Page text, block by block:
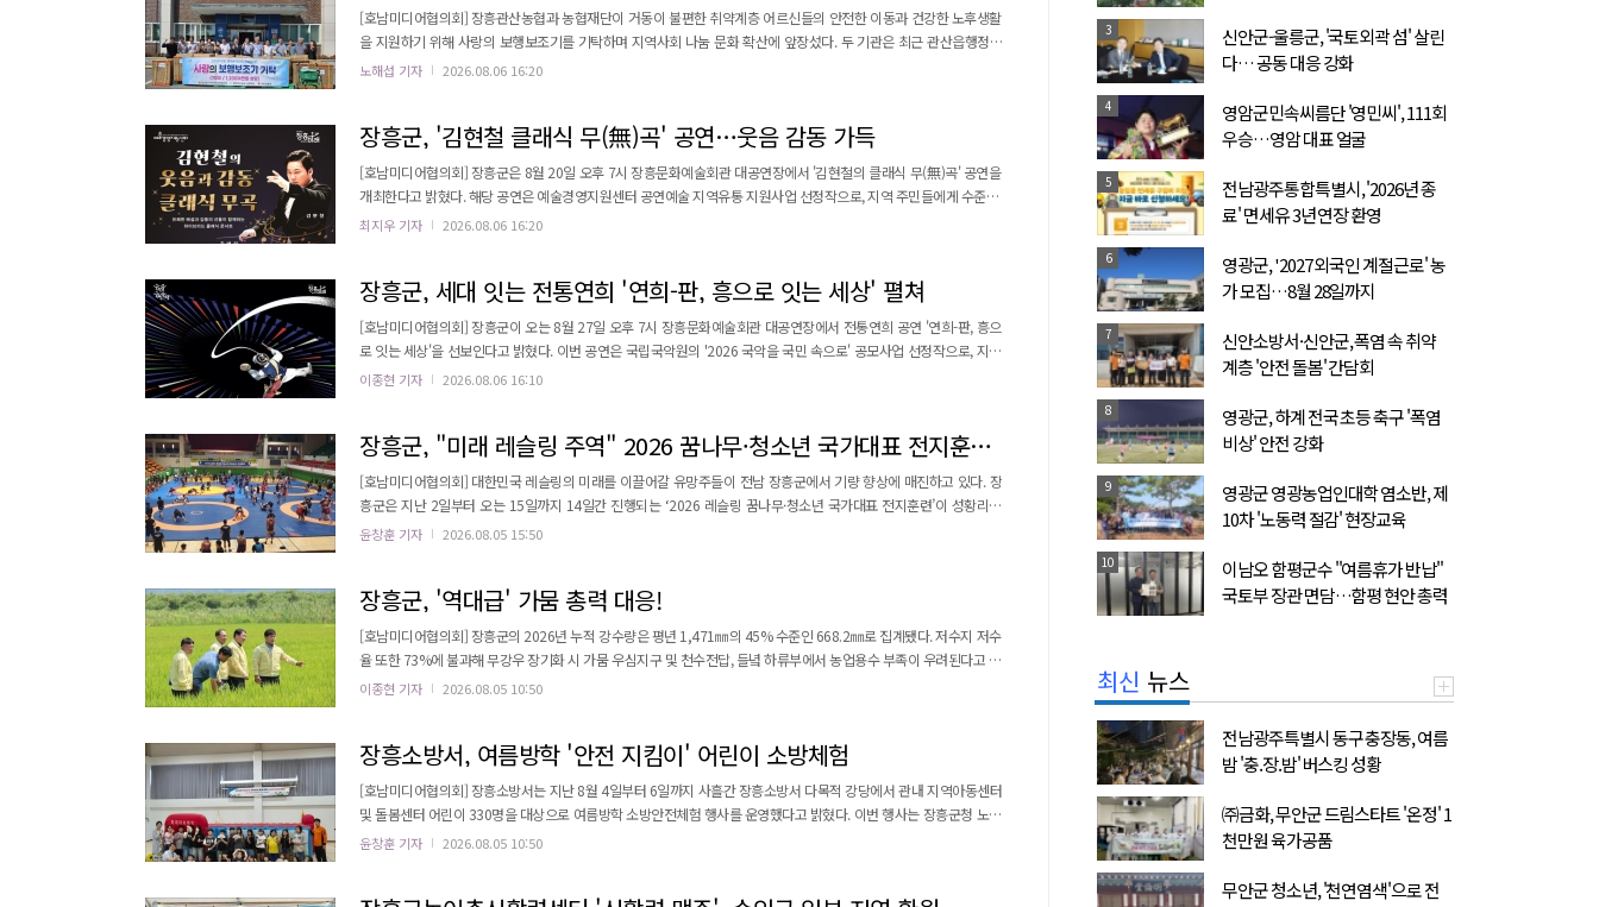
[호남미디어협의회] 장흥관산농협과 농협재단이 거동이 불편한 취약계층 어르신들의 안전한 이동과 건강한 노후생활
을 지원하기 위해 사랑의 보행보조기를 기탁하며 지역사회 나눔 문화 확산에 앞장섰다. 두 기관은 최근 관산읍행정복
지센터에서 관산읍지역사회보장협의체에 1,200여만 원 상당의 보행보조기 70대를 전달하는 기탁식을 개최했다고 밝
노해섭 기자 2026.08.06 16:20
장흥군, '김현철 클래식 무(無)곡' 공연…웃음 감동 가득
[호남미디어협의회] 장흥군은 8월 20일 오후 7시 장흥문화예술회관 대공연장에서 '김현철의 클래식 무(無)곡' 공연을
개최한다고 밝혔다. 해당 공연은 예술경영지원센터 공연예술 지역유통 지원사업 선정작으로, 지역 주민들에게 수준 높
은 공연 예술 콘텐츠를 선보이기 위해 마련됐다. '김현철의 클래식 무(無)곡'은 개그맨 출신 지휘자 김현철이 이끄는 공
최지우 기자 2026.08.06 16:20
장흥군, 세대 잇는 전통연희 '연희-판, 흥으로 잇는 세상' 펼쳐
[호남미디어협의회] 장흥군이 오는 8월 27일 오후 7시 장흥문화예술회관 대공연장에서 전통연희 공연 '연희-판, 흥으
로 잇는 세상'을 선보인다고 밝혔다. 이번 공연은 국립국악원의 '2026 국악을 국민 속으로' 공모사업 선정작으로, 지역
주민들의 문화 향유 기회를 확대하고 우리 전통예술의 아름다움과 흥을 함께 나누기 위해 기획됐다. '연희-판, 흥으로
이종현 기자 2026.08.06 16:10
장흥군, "미래 레슬링 주역" 2026 꿈나무·청소년 국가대표 전지훈련 성황
[호남미디어협의회] 대한민국 레슬링의 미래를 이끌어갈 유망주들이 전남 장흥군에서 기량 향상에 매진하고 있다. 장
흥군은 지난 2일부터 오는 15일까지 14일간 진행되는 ‘2026 레슬링 꿈나무·청소년 국가대표 전지훈련’이 성황리에
진행 중이라고 밝혔다. 이번 전지훈련에는 미래 국가대표를 꿈꾸는 전국의 레슬링 꿈나무 선수와 지도자 등 300여 명
윤창훈 기자 2026.08.05 15:50
장흥군, '역대급' 가뭄 총력 대응!
[호남미디어협의회] 장흥군의 2026년 누적 강수량은 평년 1,471㎜의 45% 수준인 668.2㎜로 집계됐다. 저수지 저수
율 또한 73%에 불과해 무강우 장기화 시 가뭄 우심지구 및 천수전답, 들녘 하류부에서 농업용수 부족이 우려된다고 군
은 밝혔다. 이에 장흥군은 가뭄에 신속히 대응하고자 부군수, 건설도시과장, 농산유통과장 합동으로 관내 주요 저수지
이종현 기자 2026.08.05 10:50
장흥소방서, 여름방학 '안전 지킴이' 어린이 소방체험
[호남미디어협의회] 장흥소방서는 지난 8월 4일부터 6일까지 사흘간 장흥소방서 다목적 강당에서 관내 지역아동센터
및 돌봄센터 어린이 330명을 대상으로 여름방학 소방안전체험 행사를 운영했다고 밝혔다. 이번 행사는 장흥군청 노인
아동과와 협력하여 진행됐다. 여름방학 기간 동안 어린이들이 생활 속 안전의 중요성을 배우고, 화재 등 각종 재난 발생
윤창훈 기자 2026.08.05 10:50
3
신안군-울릉군, '국토외곽 섬' 살린
다… 공동 대응 강화
4
영암군민속씨름단 '영민씨', 111회
우승…영암 대표 얼굴
5
전남광주통합특별시, '2026년 종
료' 면세유 3년 연장 환영
6
영광군, '2027 외국인 계절근로' 농
가 모집…8월 28일까지
7
신안소방서·신안군, 폭염 속 취약
계층 '안전 돌봄' 간담회
8
영광군, 하계 전국 초등 축구 '폭염
비상' 안전 강화
9
영광군 영광농업인대학 염소반, 제
10차 '노동력 절감' 현장교육
10
이남오 함평군수 "여름휴가 반납"
국토부 장관 면담…함평 현안 총력
최신 뉴스
전남광주특별시 동구 충장동, 여름
밤 '충.장.밤' 버스킹 성황
㈜금화, 무안군 드림스타트 '온정' 1
천만원 육가공품
무안군 청소년, '천연염색'으로 전